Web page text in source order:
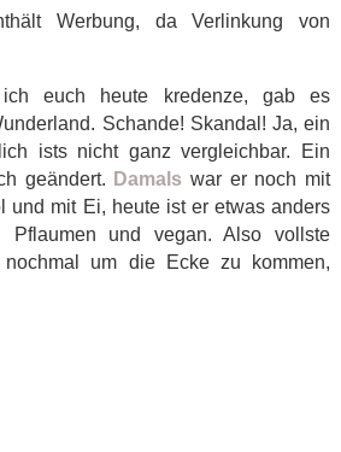
Werbung, da Verlinkung von
euch heute kredenze, gab es
Schande! Skandal! Ja, ein
ists nicht ganz vergleichbar. Ein
geändert. Damals war er noch mit
und mit Ei, heute ist er etwas anders
Pflaumen und vegan. Also vollste
nochmal um die Ecke zu kommen,